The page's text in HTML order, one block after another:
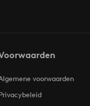
voorwaarden